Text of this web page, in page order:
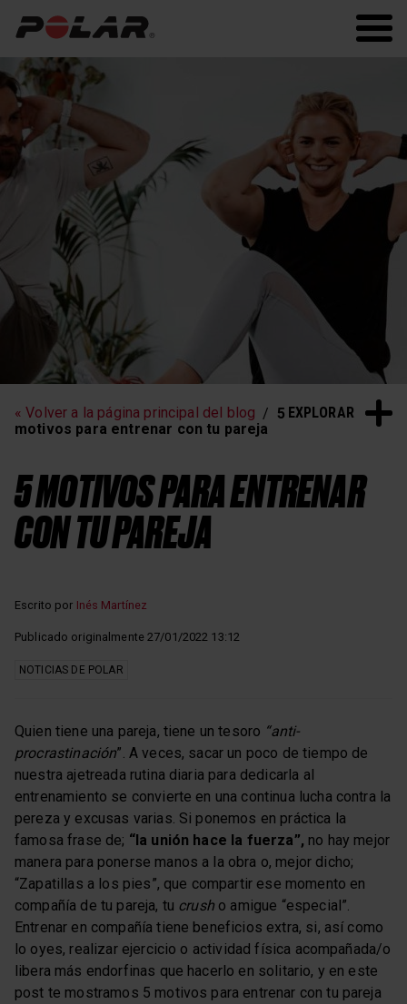
Polar Flow
EXPLORAR
Entrenamiento de
frecuencia cardíaca
Sueño y recuperación
« Volver a la página principal del blog
5
motivos para entrenar con tu pareja
5 MOTIVOS PARA ENTRENAR
CON TU PAREJA
Escrito por Inés Martínez
Publicado originalmente 27/01/2022 13:12
NOTICIAS DE POLAR
Quien tiene una pareja, tiene un tesoro “anti-
procrastinación”. A veces, sacar un poco de tiempo de
nuestra ajetreada rutina diaria para dedicarla al
entrenamiento se convierte en una continua lucha contra la
pereza y excusas varias. Si ponemos en práctica la
famosa frase de; “la unión hace la fuerza”, no hay mejor
manera para ponerse manos a la obra o, mejor dicho;
“Zapatillas a los pies”, que compartir ese momento en
compañía de tu pareja, tu crusho amigue “especial”.
Entrenar en compañía tiene beneficios extra, si, así como
lo oyes, realizar ejercicio o actividad física acompañada/o
libera más endorfinas que hacerlo en solitario, y en este
post te mostramos 5 motivos para entrenar con tu pareja